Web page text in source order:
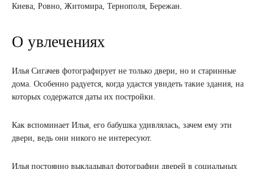
Киева, Ровно, Житомира, Тернополя, Бережан.
О увлечениях
Илья Сигачев фотографирует не только двери, но и старинные
дома. Особенно радуется, когда удастся увидеть такие здания, на
которых содержатся даты их постройки.
Как вспоминает Илья, его бабушка удивлялась, зачем ему эти
двери, ведь они никого не интересуют.
Илья постоянно выкладывал фотографии дверей в социальных